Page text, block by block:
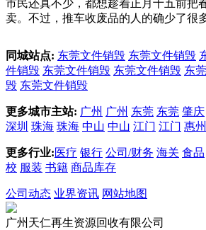
市民还真不少，都想趁着正月十五前把
卖。不过，推车收废品的人的确少了很
同城站点: 东莞文件销毁 东莞文件销毁
件销毁 东莞文件销毁 东莞文件销毁 东
毁 东莞文件销毁
更多城市主站: 广州 广州 东莞 东莞 肇庆
深圳 珠海 珠海 中山 中山 江门 江门 惠州
更多行业:医疗 银行 公司/财务 海关 食品
校 服装 书籍 商品库存
公司动态 业界资讯 网站地图
广州天仁再生资源回收有限公司